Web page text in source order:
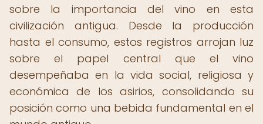
sobre la importancia del vino en esta
civilización antigua. Desde la producción
hasta el consumo, estos registros arrojan luz
sobre el papel central que el vino
desempeñaba en la vida social, religiosa y
económica de los asirios, consolidando su
posición como una bebida fundamental en el